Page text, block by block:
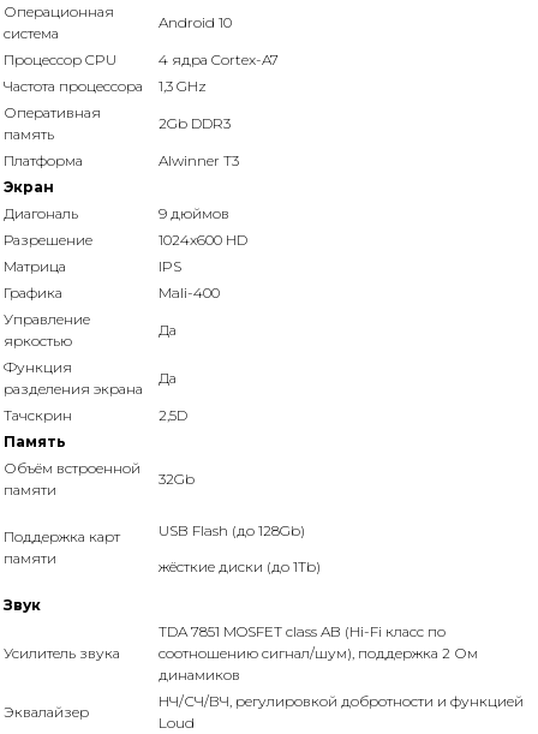
Операционная
система
Android 10
Процессор CPU
4 ядра Cortex-A7
Частота процессора
1,3 GHz
Оперативная
память
2Gb DDR3
Платформа
Alwinner T3
Экран
Диагональ
9 дюймов
Разрешение
1024x600 HD
Матрица
IPS
Графика
Mali-400
Управление
яркостью
Да
Функция
разделения экрана
Да
Тачскрин
2,5D
Память
Объём встроенной
памяти
32Gb
Поддержка карт
памяти
USB Flash (до 128Gb)
жёсткие диски (до 1Tb)
Звук
Усилитель звука
TDA 7851 MOSFET class AB (Hi-Fi класс по
соотношению сигнал/шум), поддержка 2 Ом
динамиков
Эквалайзер
НЧ/СЧ/ВЧ, регулировкой добротности и функцией
Loud